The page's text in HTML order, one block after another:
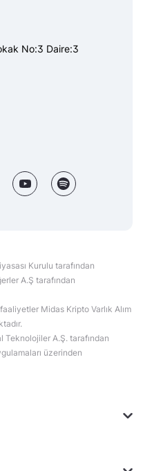
No:3 Daire:3
Kurulu tarafından
A.Ş tarafından
Midas Kripto Varlık Alım
A.Ş. tarafından
üzerinden